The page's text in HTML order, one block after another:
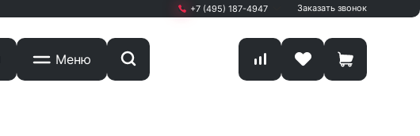
+7 (495) 187-4947
+7 (495) 187-4947
Олимпийский проспект
Заказать звонок
Меню